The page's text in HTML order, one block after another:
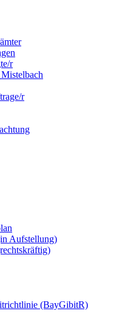
r
r
Aufstellung)
(BayGibitR)